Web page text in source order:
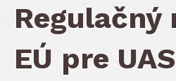
Regulačný
EÚ pre